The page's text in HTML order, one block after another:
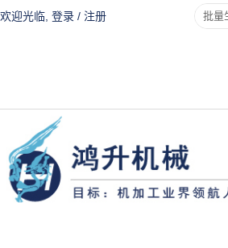
欢迎光临, 登录 / 注册